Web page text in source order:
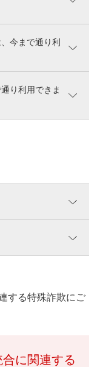
今まで通り利
り利用できま
する特殊詐欺にご
に関連する